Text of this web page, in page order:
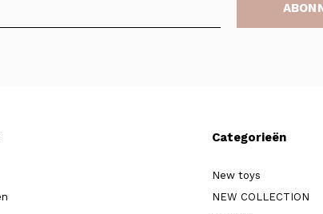
Categorieën
New toys
NEW COLLECTION